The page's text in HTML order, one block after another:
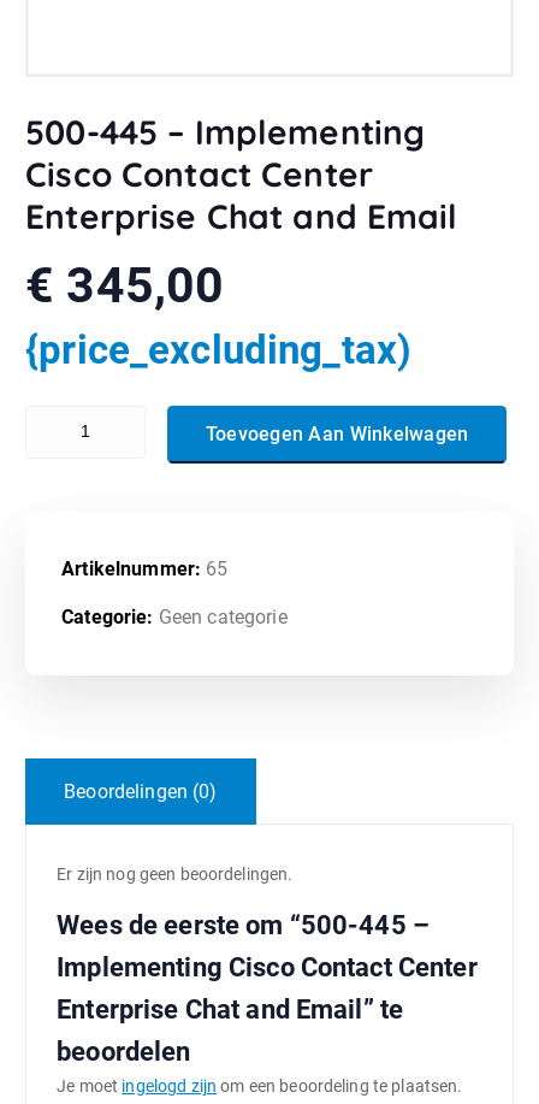
500-445 – Implementing
Cisco Contact Center
Enterprise Chat and Email
€ 345,00
{price_excluding_tax)
Toevoegen Aan Winkelwagen
Artikelnummer: 65
Categorie: Geen categorie
Beoordelingen (0)
Er zijn nog geen beoordelingen.
Wees de eerste om “500-445 –
Implementing Cisco Contact Center
Enterprise Chat and Email” te
beoordelen
Je moet ingelogd zijn om een beoordeling te plaatsen.